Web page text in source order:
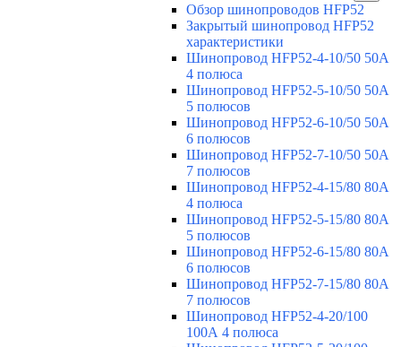
Обзор шинопроводов HFP52
Закрытый шинопровод HFP52
характеристики
Шинопровод HFP52-4-10/50 50A
4 полюса
Шинопровод HFP52-5-10/50 50А
5 полюсов
Шинопровод HFP52-6-10/50 50А
6 полюсов
Шинопровод HFP52-7-10/50 50А
7 полюсов
Шинопровод HFP52-4-15/80 80A
4 полюса
Шинопровод HFP52-5-15/80 80А
5 полюсов
Шинопровод HFP52-6-15/80 80А
6 полюсов
Шинопровод HFP52-7-15/80 80А
7 полюсов
Шинопровод HFP52-4-20/100
100А 4 полюса